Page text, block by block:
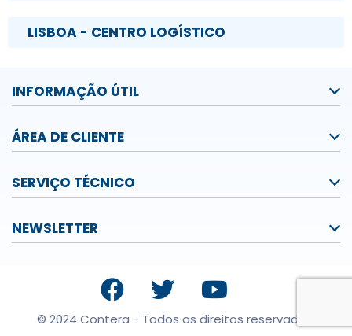
LISBOA - CENTRO LOGÍSTICO
INFORMAÇÃO ÚTIL
ÁREA DE CLIENTE
SERVIÇO TÉCNICO
NEWSLETTER
© 2024 Contera - Todos os direitos reservados.